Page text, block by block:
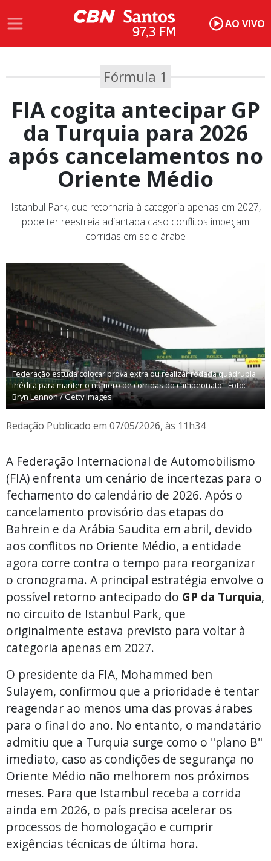
AO VIVO
Fórmula 1
FIA cogita antecipar GP
da Turquia para 2026
após cancelamentos no
Oriente Médio
Istanbul Park, que retornaria à categoria apenas em 2027,
pode ter reestreia adiantada caso conflitos impeçam
corridas em solo árabe
Federação estuda colocar prova extra ou realizar rodada quádrupla
inédita para manter o número de corridas do campeonato - Foto:
Bryn Lennon / Getty Images
Redação Publicado em 07/05/2026, às 11h34
A Federação Internacional de Automobilismo
(FIA) enfrenta um cenário de incertezas para o
fechamento do calendário de 2026. Após o
cancelamento provisório das etapas do
Bahrein e da Arábia Saudita em abril, devido
aos conflitos no Oriente Médio, a entidade
agora corre contra o tempo para reorganizar
o cronograma. A principal estratégia envolve o
possível retorno antecipado do GP da Turquia,
no circuito de Istanbul Park, que
originalmente estava previsto para voltar à
categoria apenas em 2027.
O presidente da FIA, Mohammed ben
Sulayem, confirmou que a prioridade é tentar
reagendar ao menos uma das provas árabes
para o final do ano. No entanto, o mandatário
admitiu que a Turquia surge como o "plano B"
imediato, caso as condições de segurança no
Oriente Médio não melhorem nos próximos
meses. Para que Istambul receba a corrida
ainda em 2026, o país precisa acelerar os
processos de homologação e cumprir
exigências técnicas de última hora.